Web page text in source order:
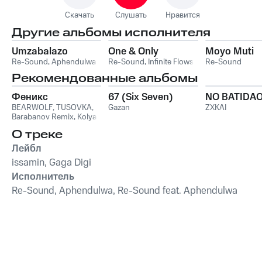
Скачать Слушать Нравится
Другие альбомы исполнителя
Umzabalazo
Re-Sound,Aphendulwa
One & Only
Re-Sound, Infinite Flows
Moyo Muti
Re-Sound
Рекомендованные альбомы
Феникс
BEARWOLF,TUSOVKA,
Barabanov Remix, Kolya
67 (Six Seven)
Gazan
NO
ZXKAI
О треке
Лейбл
issamin, Gaga Digi
Исполнитель
Re-Sound, Aphendulwa, Re-Sound feat. Aphendulwa